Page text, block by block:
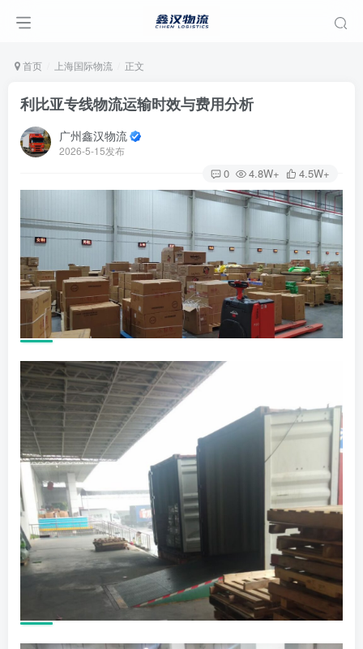
首页 上海国际物流 正文
利比亚专线物流运输时效与费用分析
广州鑫汉物流
2026-5-15发布
0 4.8W+ 4.5W+